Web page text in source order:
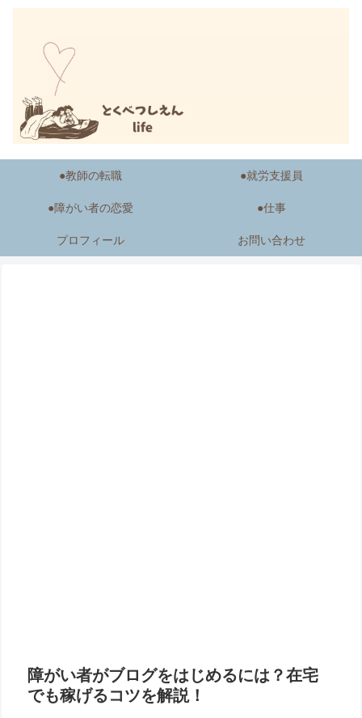
●教師の転職 ●就労支援員
●障がい者の恋愛 ●仕事
プロフィール お問い合わせ
障がい者がブログをはじめるには？在宅
でも稼げるコツを解説！